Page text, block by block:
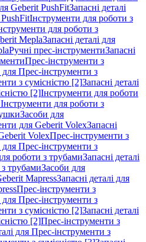
Geberit PushFitЗапасні деталі
Інструменти для роботи з
для роботи з
MeplaЗапасні деталі для
Ручні прес-інструментиЗапасні
Прес-інструменти з
для Прес-інструменти з
з сумісністю [2]Запасні деталі
[2]Інструменти для роботи
Інструменти для роботи з
Засоби для
для Geberit VolexЗапасні
VolexПрес-інструменти з
для Прес-інструменти з
роботи з трубамиЗапасні деталі
трубамиЗасоби для
MapressЗапасні деталі для
Прес-інструменти з
для Прес-інструменти з
з сумісністю [2]Запасні деталі
[2]Прес-інструменти з
для Прес-інструменти з